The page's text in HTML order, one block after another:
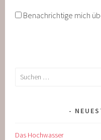
Benachrichtige mich
Suche
Das Hochwasser